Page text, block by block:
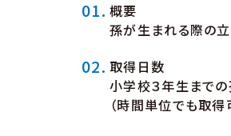
概要
孫が生まれる際の立
取得日数
小学校３年生まで
（時間単位でも取得